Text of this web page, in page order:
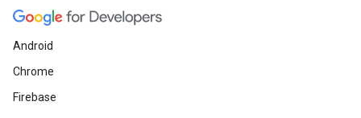
Android
Chrome
Firebase